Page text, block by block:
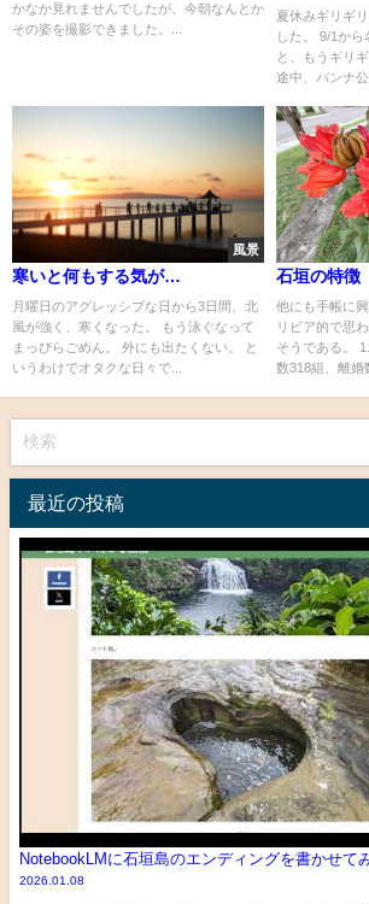
かなか見れませんでしたが、今朝なんとか
その姿を撮影できました。...
夏休みギリギ
した。 9/1か
と、もうギリ
途中、バンナ公
風景
寒いと何もする気が…
月曜日のアグレッシブな日から3日間、北
風が強く、寒くなった。 もう泳ぐなって
まっぴらごめん。 外にも出たくない。 と
いうわけでオタクな日々で...
石垣の特徴
他にも手帳に
リビア的で思
そうである。
数318組、離婚
最近の投稿
NotebookLMに石垣島のエンディングを書かせて
2026.01.08